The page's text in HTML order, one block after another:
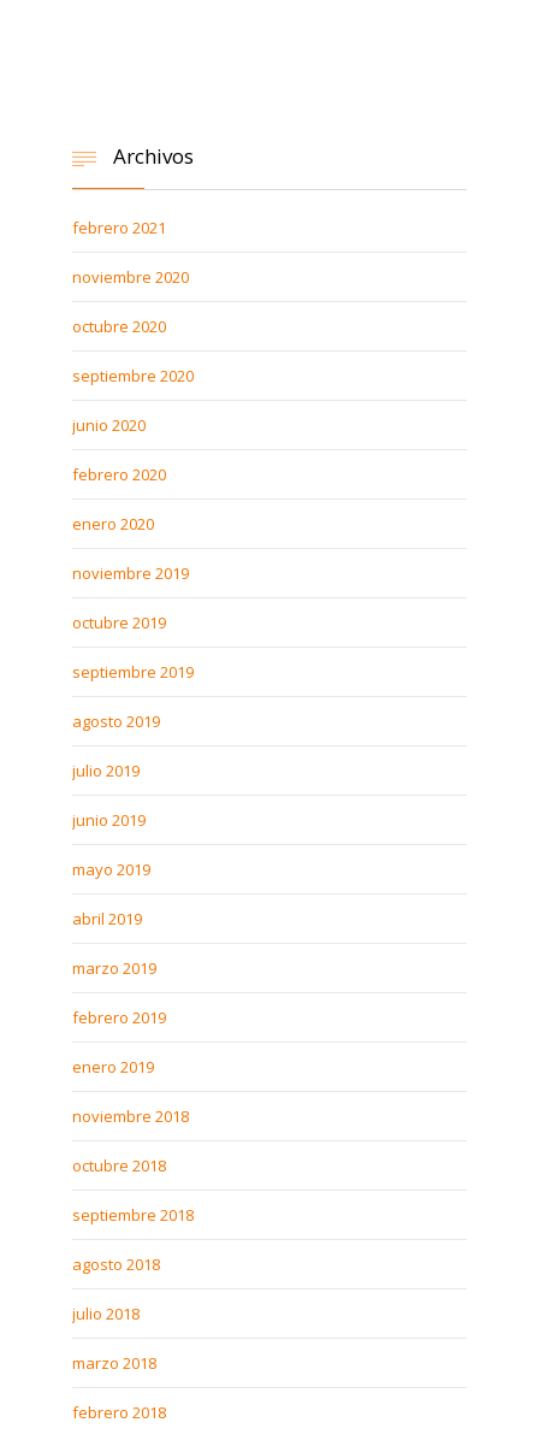
 Archivos
febrero 2021
noviembre 2020
octubre 2020
septiembre 2020
junio 2020
febrero 2020
enero 2020
noviembre 2019
octubre 2019
septiembre 2019
agosto 2019
julio 2019
junio 2019
mayo 2019
abril 2019
marzo 2019
febrero 2019
enero 2019
noviembre 2018
octubre 2018
septiembre 2018
agosto 2018
julio 2018
marzo 2018
febrero 2018